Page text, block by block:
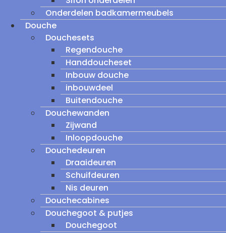
Onderdelen badkamermeubels
Douche
Douchesets
Regendouche
Handdoucheset
Inbouw douche
inbouwdeel
Buitendouche
Douchewanden
Zijwand
Inloopdouche
Douchedeuren
Draaideuren
Schuifdeuren
Nis deuren
Douchecabines
Douchegoot & putjes
Douchegoot